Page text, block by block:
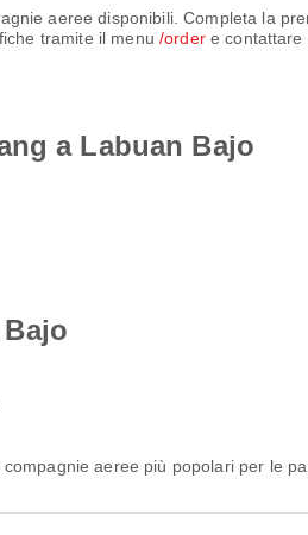
aeree disponibili. Completa la
tramite il menu /ordere contattare
a Labuan Bajo
compagnie aeree più popolari per le